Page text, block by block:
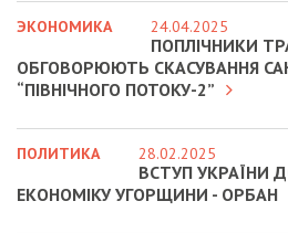
ЭКОНОМИКА 24.04.2025
ПОПЛІЧНИКИ
ОБГОВОРЮЮТЬ СКАСУВАННЯ
“ПІВНІЧНОГО ПОТОКУ-2”
ПОЛИТИКА 28.02.2025
ВСТУП УКРАЇНИ
ЕКОНОМІКУ УГОРЩИНИ - ОРБАН